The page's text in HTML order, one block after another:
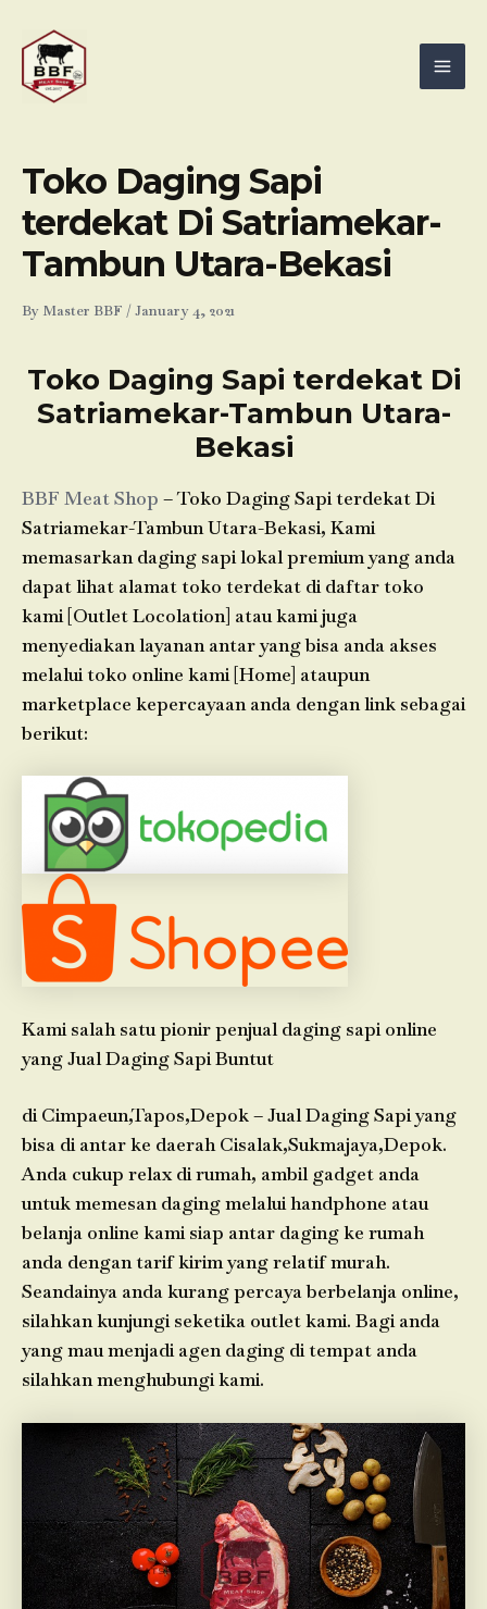
content
Toko Daging Sapi
terdekat Di Satriamekar-
Tambun Utara-Bekasi
By Master BBF /January 4, 2021
Toko Daging Sapi terdekat Di
Satriamekar-Tambun Utara-
Bekasi
BBF Meat Shop – Toko Daging Sapi terdekat Di
Satriamekar-Tambun Utara-Bekasi, Kami
memasarkan daging sapi lokal premium yang anda
dapat lihat alamat toko terdekat di daftar toko
kami [Outlet Locolation] atau kami juga
menyediakan layanan antar yang bisa anda akses
melalui toko online kami [Home] ataupun
marketplace kepercayaan anda dengan link sebagai
berikut:
Kami salah satu pionir penjual daging sapi online
yang Jual Daging Sapi Buntut
di Cimpaeun,Tapos,Depok – Jual Daging Sapi yang
bisa di antar ke daerah Cisalak,Sukmajaya,Depok.
Anda cukup relax di rumah, ambil gadget anda
untuk memesan daging melalui handphone atau
belanja online kami siap antar daging ke rumah
anda dengan tarif kirim yang relatif murah.
Seandainya anda kurang percaya berbelanja online,
silahkan kunjungi seketika outlet kami. Bagi anda
yang mau menjadi agen daging di tempat anda
silahkan menghubungi kami.